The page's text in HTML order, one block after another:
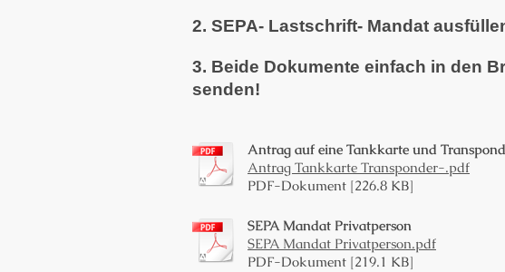
2. SEPA- Lastschrift- Mandat
3. Beide Dokumente einfach in den
senden!
Antrag auf eine Tankkarte und
Antrag Tankkarte Transponder-.pdf
PDF-Dokument [226.8 KB]
SEPA Mandat Privatperson
SEPA Mandat Privatperson.pdf
PDF-Dokument [219.1 KB]